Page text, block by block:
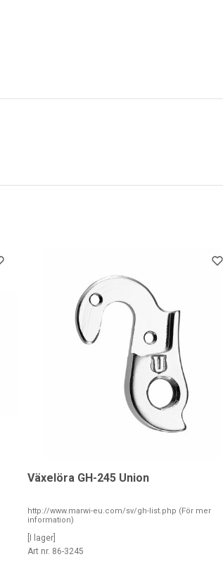
Växelöra GH-245 Union
http://www.marwi-eu.com/sv/gh-list.php (För mer
information)
[I lager]
Art nr. 86-3245